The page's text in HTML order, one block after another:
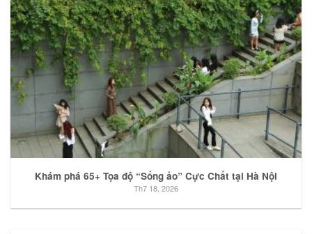
Khám phá 65+ Tọa độ “Sống ảo” Cực Chất tại Hà Nội
Th7 18, 2026